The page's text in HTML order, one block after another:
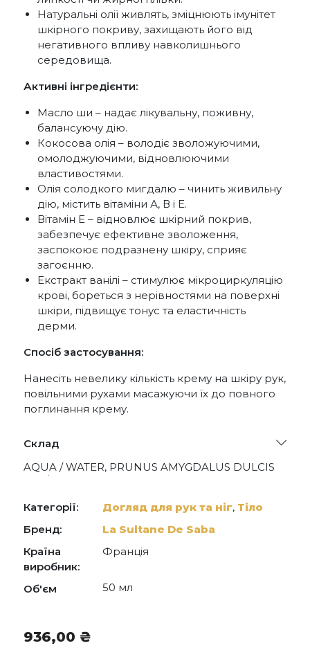
Натуральні олії живлять, зміцнюють імунітет
шкірного покриву, захищають його від
негативного впливу навколишнього
середовища.
Активні інгредієнти:
Масло ши – надає лікувальну, поживну,
балансуючу дію.
Кокосова олія – володіє зволожуючими,
омолоджуючими, відновлюючими
властивостями.
Олія солодкого мигдалю – чинить живильну
дію, містить вітаміни А, В і Е.
Вітамін Е – відновлює шкірний покрив,
забезпечує ефективне зволоження,
заспокоює подразнену шкіру, сприяє
загоєнню.
Екстракт ванілі – стимулює мікроциркуляцію
крові, бореться з нерівностями на поверхні
шкіри, підвищує тонус та еластичність
дерми.
Спосіб застосування:
Нанесіть невелику кількість крему на шкіру рук,
повільними рухами масажуючи їх до повного
поглинання крему.
Склад
AQUA / WATER, PRUNUS AMYGDALUS DULCIS
OIL / PRUNUS AMYGDALUS DULCIS (SWEET
BUTYROSPERMUM PARKII BUTTER /
BUTYROSPERMUM PARKII (SHEA) BUTTER,
PERFUME / FRAGRANCE, CETYL ALCOHOL, PEG-
HYDROGENATED COCONUT OIL , POTASSIUM
CETYL PHOSPHATE, UREA, BENZYL ALCOHOL,
GLYCOL, CARBOMER, TOCOPHERYL ACETATE,
LINALOOL, LIMONENE, BHT, BENZYL
BENZOATE, BENZYL CINNAMATE
Категорії: Догляд для рук та ніг, Тіло
Бренд:
La Sultane De Saba
Країна
виробник:
Франція
Об'єм 50 мл
936,00 ₴